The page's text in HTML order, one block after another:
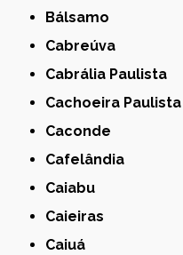
Bálsamo
Cabreúva
Cabrália Paulista
Cachoeira Paulista
Caconde
Cafelândia
Caiabu
Caieiras
Caiuá